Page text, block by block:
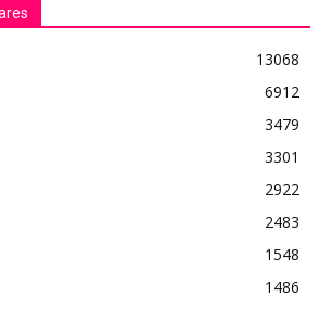
13068
6912
3479
3301
2922
2483
1548
1486